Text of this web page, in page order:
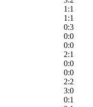
1:1
1:1
0:3
0:0
0:0
2:1
0:0
0:0
2:2
3:0
0:1